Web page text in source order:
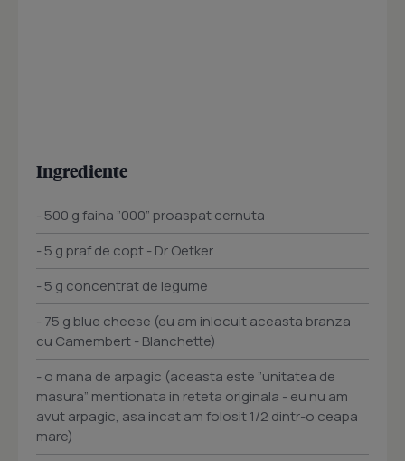
Ingrediente
- 500 g faina ”000” proaspat cernuta
- 5 g praf de copt - Dr Oetker
- 5 g concentrat de legume
- 75 g blue cheese (eu am inlocuit aceasta branza
cu Camembert - Blanchette)
- o mana de arpagic (aceasta este ”unitatea de
masura” mentionata in reteta originala - eu nu am
avut arpagic, asa incat am folosit 1/2 dintr-o ceapa
mare)